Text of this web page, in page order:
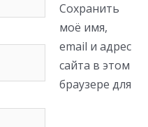
Сохранить
моё имя,
email и адрес
сайта в этом
браузере для